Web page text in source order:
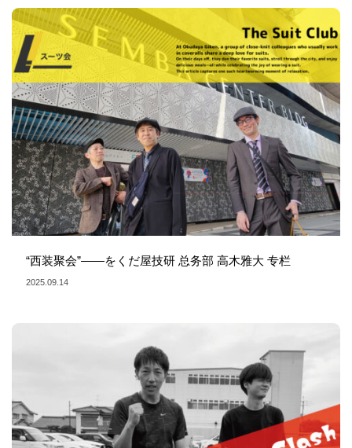
“西装聚会”——をくだ屋技研 总务部 高木雅大 专栏
2025.09.14